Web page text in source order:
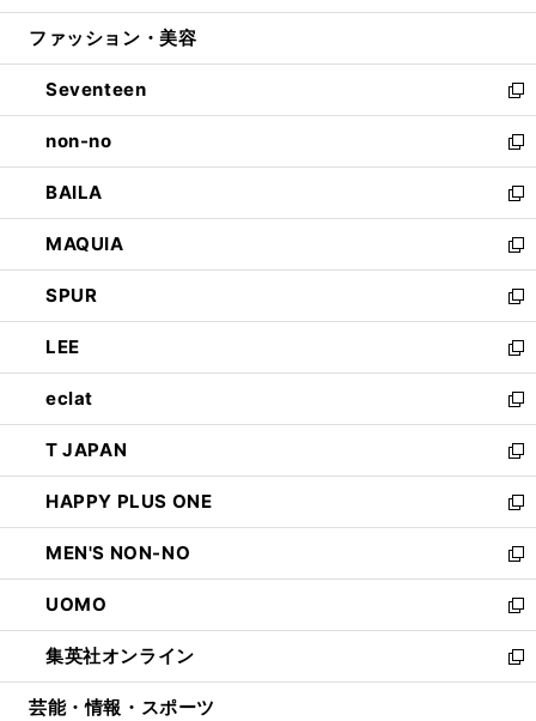
開
ウ
開
く
ン
ウ
で
開
く
ウ
ン
ド
ウ
で
開
く
ファッション・美容
Seventeen
新
し
い
ウ
ィ
ン
ド
ウ
で
開
く
non-no
新
し
い
ウ
ィ
ン
ド
ウ
で
開
く
BAILA
新
し
い
ウ
ィ
ン
ド
ウ
で
開
く
MAQUIA
新
し
い
ウ
ィ
ン
ド
ウ
で
開
く
SPUR
新
し
い
ウ
ィ
ン
ド
ウ
で
開
く
LEE
新
し
い
ウ
ィ
ン
ド
ウ
で
開
く
eclat
新
し
い
ウ
ィ
ン
ド
ウ
で
開
く
T JAPAN
新
し
い
ウ
ィ
ン
ド
ウ
で
開
HAPPY PLUS ONE
新
し
い
ウ
ィ
ン
ド
ウ
MEN'S NON-NO
新
し
い
ウ
ィ
ン
UOMO
新
し
い
ウ
集英社オンライン
新
し
芸能・情報・スポーツ